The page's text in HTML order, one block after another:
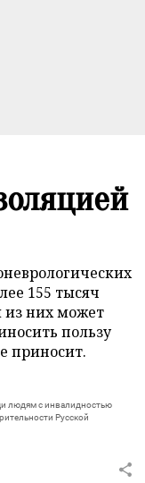
155 тысяч
из них может
пользу
приносит.
людям с инвалидностью
Русской